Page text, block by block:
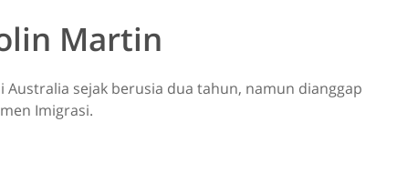
Martin
sejak berusia dua tahun, namun dianggap
Imigrasi.